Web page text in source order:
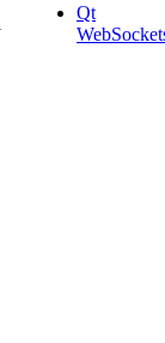
Qt